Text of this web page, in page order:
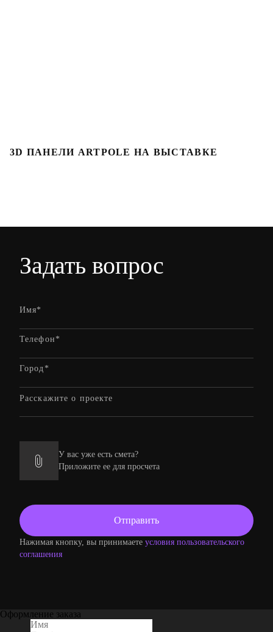
3D ПАНЕЛИ ARTPOLE НА ВЫСТАВКЕ
Задать вопрос
У вас уже есть смета?
Приложите ее для просчета
Нажимая кнопку, вы принимаете условия пользовательского
соглашения
Оформление заказа